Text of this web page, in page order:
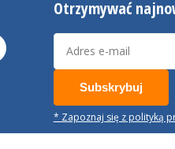
Otrzymywać
Subskrybuj
* Zapoznaj się z polityką